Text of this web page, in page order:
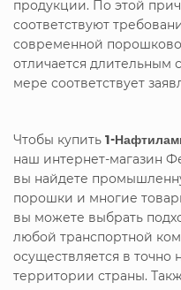
продукции. По этой
соответствуют
современной
отличается
мере соответствует
Чтобы купить 1-
наш интернет-магазин
вы найдете
порошки и многие
вы можете выбрать
любой транспортной
осуществляется в точно
территории страны.